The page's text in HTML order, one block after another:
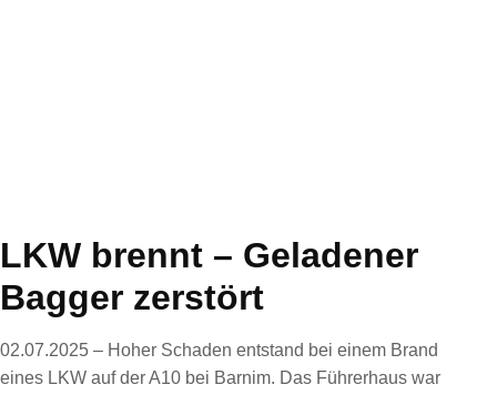
LKW brennt – Geladener
Bagger zerstört
02.07.2025 – Hoher Schaden entstand bei einem Brand
eines LKW auf der A10 bei Barnim. Das Führerhaus war